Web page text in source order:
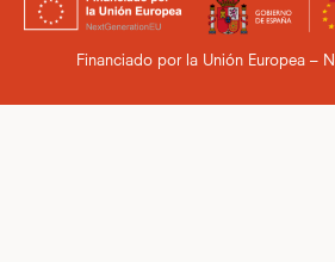
Financiado por la Unión Europea –